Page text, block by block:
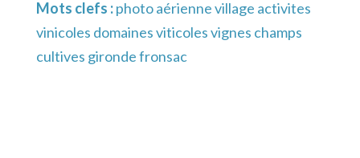
Mots clefs :photo aérienne village activites
vinicoles domaines viticoles vignes champs
cultives gironde fronsac